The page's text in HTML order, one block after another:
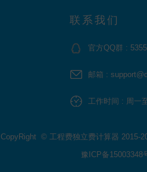
联系我们
官方QQ群 :
邮箱 :
工作时间 : 周一
CopyRight © 工程费独立费计算器 2015-
豫ICP备15003348